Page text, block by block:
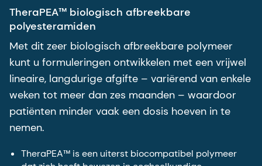
TheraPEA™ biologisch afbreekbare
polyesteramiden
Met dit zeer biologisch afbreekbare polymeer
kunt u formuleringen ontwikkelen met een vrijwel
lineaire, langdurige afgifte – variërend van enkele
weken tot meer dan zes maanden – waardoor
patiënten minder vaak een dosis hoeven in te
nemen.
TheraPEA™ is een uiterst biocompatibel polymeer